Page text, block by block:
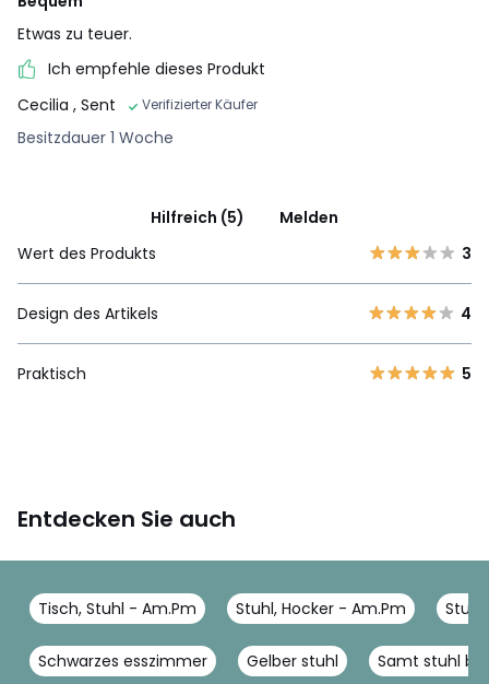
Etwas zu teuer.
Ich empfehle dieses Produkt
Cecilia , Sent Verifizierter Käufer
Besitzdauer 1 Woche
Hilfreich (5)
Melden
Wert des Produkts
3
Design des Artikels 4
Praktisch 5
Entdecken Sie auch
Tisch, Stuhl - Am.Pm Stuhl, Hocker - Am.Pm Stuhl
Schwarzes esszimmer Gelber stuhl Samt stuhl